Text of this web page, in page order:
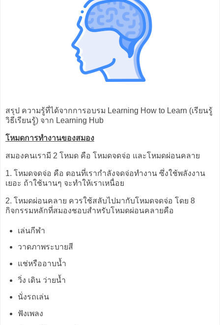
สรุป ความรู้ที่ได้จากการอบรม Learning How to Learn (เรียนรู้
วิธีเรียนรู้) จาก Learning Hub
โหมดการทำงานของสมอง
สมองคนเรามี 2 โหมด คือ โหมดจดจ่อ และโหมดผ่อนคลาย
1. โหมดจดจ่อ คือ ตอนที่เรากำลังจดจ่อทำงาน ซึ่งใช้พลังงาน
เยอะ ถ้าใช้นานๆ จะทำให้เราเหนื่อย
2. โหมดผ่อนคลาย ควรใช้สลับไปมากับโหมดจดจ่อ โดย 8
กิจกรรมหลักที่สมองชอบสำหรับโหมดผ่อนคลายคือ
เล่นกีฬา
วาดภาพระบายสี
แช่หรืออาบน้ำ
วิ่ง เดิน ว่ายน้ำ
นั่งรถเล่น
ฟังเพลง